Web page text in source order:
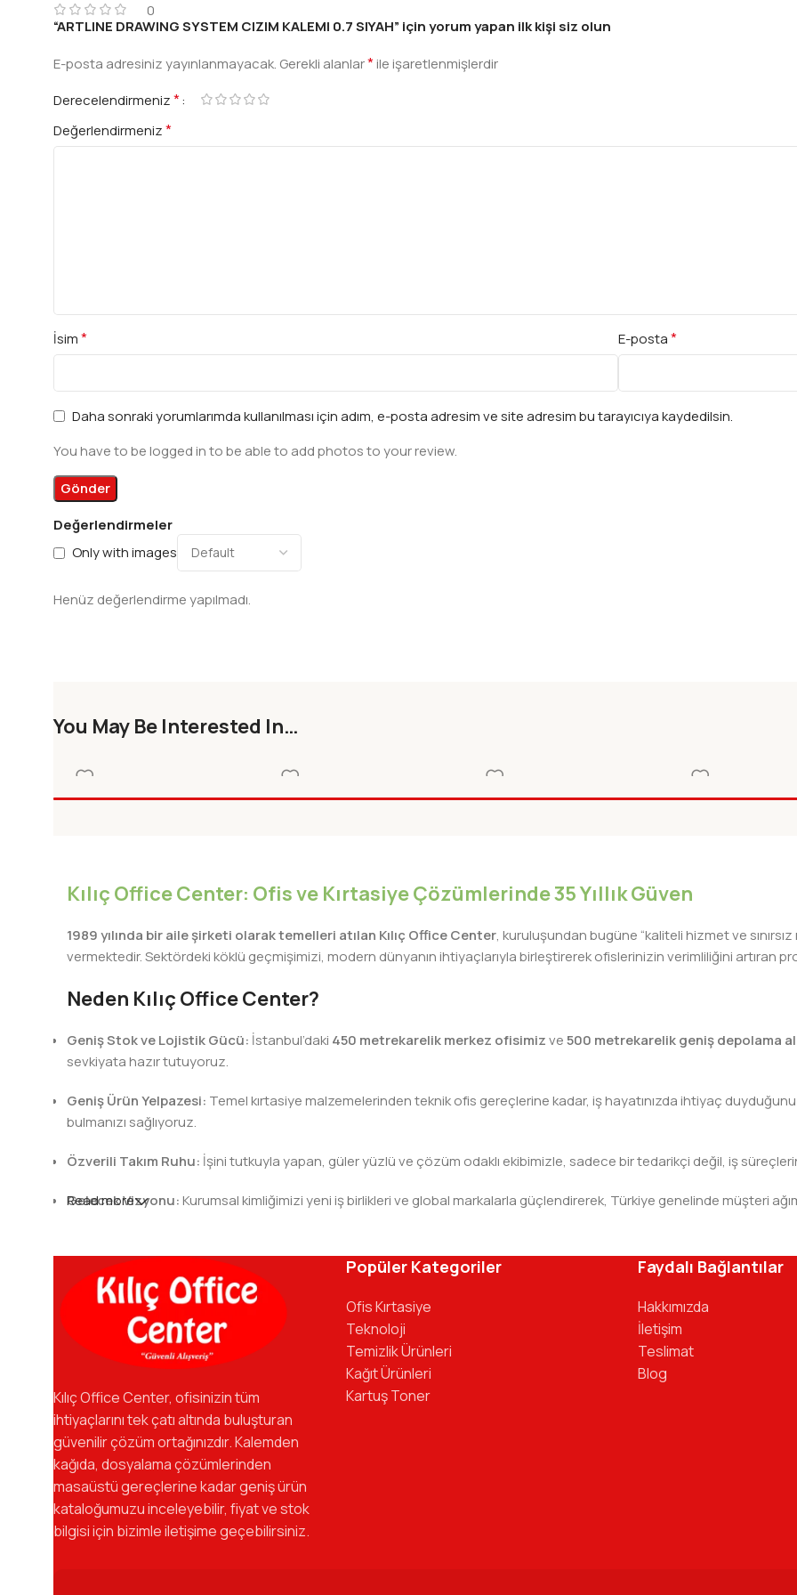
0
Değerlendirmeler
Only with images
Henüz değerlendirme yapılmadı.
“ARTLINE DRAWING SYSTEM CIZIM KALEMI 0.7 SIYAH” için yorum yapan ilk kişi siz olun
E-posta adresiniz yayınlanmayacak. Gerekli alanlar*ile işaretlenmişlerdir
Derecelendirmeniz*
Değerlendirmeniz*
İsim* E-posta*
Daha sonraki yorumlarımda kullanılması için adım, e-posta adresim ve site adresim bu tarayıcıya kaydedilsin.
You have to be logged in to be able to add photos to your review.
You May Be Interested In…
DESIGN 2B
DESIGN 6B
RAPIDO KALEM 0.1mm
RAPIDO KALEM
Kılıç Office Center: Ofis ve Kırtasiye Çözümlerinde 35 Yıllık Güven
1989 yılında bir aile şirketi olarak temelleri atılan Kılıç Office Center, kuruluşundan bugüne “kaliteli hizmet ve
vermektedir. Sektördeki köklü geçmişimizi, modern dünyanın ihtiyaçlarıyla birleştirerek ofislerinizin verimliliğini artıran
Neden Kılıç Office Center?
Geniş Stok ve Lojistik Gücü: İstanbul’daki 450 metrekarelik merkez ofisimizve500 metrekarelik geniş depolama
sevkiyata hazır tutuyoruz.
Geniş Ürün Yelpazesi: Temel kırtasiye malzemelerinden teknik ofis gereçlerine kadar, iş hayatınızda ihtiyaç
bulmanızı sağlıyoruz.
Özverili Takım Ruhu: İşini tutkuyla yapan, güler yüzlü ve çözüm odaklı ekibimizle, sadece bir tedarikçi değil, iş
Gelecek Vizyonu:Kurumsal kimliğimizi yeni iş birlikleri ve global markalarla güçlendirerek, Türkiye genelinde müşteri
kadromuzla hizmetinizdeyiz.
Read more
Kılıç Office Center, ofisinizin tüm
ihtiyaçlarını tek çatı altında buluşturan
güvenilir çözüm ortağınızdır. Kalemden
kağıda, dosyalama çözümlerinden
masaüstü gereçlerine kadar geniş ürün
kataloğumuzu inceleyebilir, fiyat ve stok
bilgisi için bizimle iletişime geçebilirsiniz.
Popüler Kategoriler
Ofis Kırtasiye
Teknoloji
Temizlik Ürünleri
Kağıt Ürünleri
Kartuş Toner
Faydalı Bağlantılar
Hakkımızda
İletişim
Teslimat
Blog